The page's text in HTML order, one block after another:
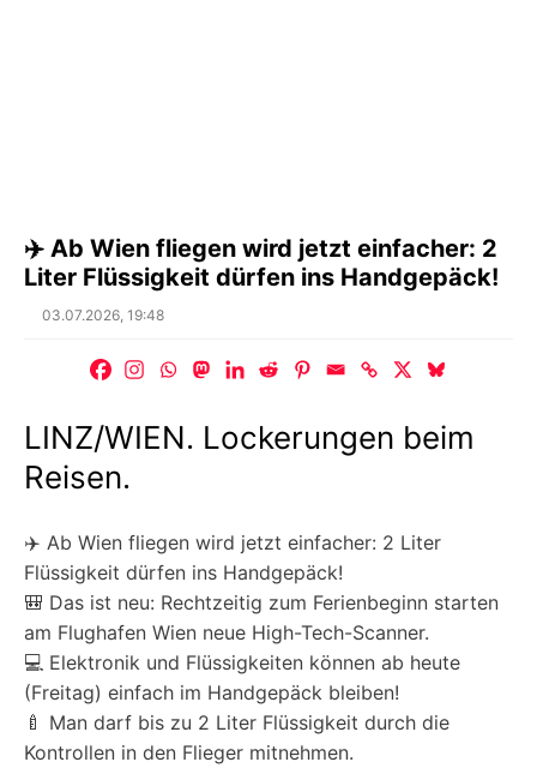
✈️ Ab Wien fliegen wird jetzt einfacher: 2
Liter Flüssigkeit dürfen ins Handgepäck!
Posted
03.07.2026, 19:48
LINZ/WIEN. Lockerungen beim
Reisen.
✈️ Ab Wien fliegen wird jetzt einfacher: 2 Liter
Flüssigkeit dürfen ins Handgepäck!
🎒 Das ist neu: Rechtzeitig zum Ferienbeginn starten
am Flughafen Wien neue High-Tech-Scanner.
💻 Elektronik und Flüssigkeiten können ab heute
(Freitag) einfach im Handgepäck bleiben!
🍼 Man darf bis zu 2 Liter Flüssigkeit durch die
Kontrollen in den Flieger mitnehmen.